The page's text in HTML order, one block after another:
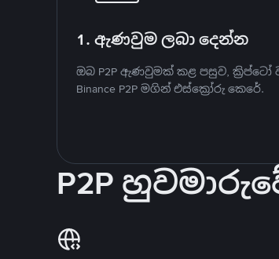
1. ඇණවුම ලබා දෙන්න
ඔබ P2P ඇණවුමක් කළ පසුව, ක්‍රිප්ටෝ
Binance P2P මගින් එස්ක්‍රෝරු කෙරේ.
P2P